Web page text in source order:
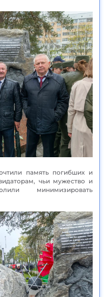
память погибших и
чьи мужество и
минимизировать